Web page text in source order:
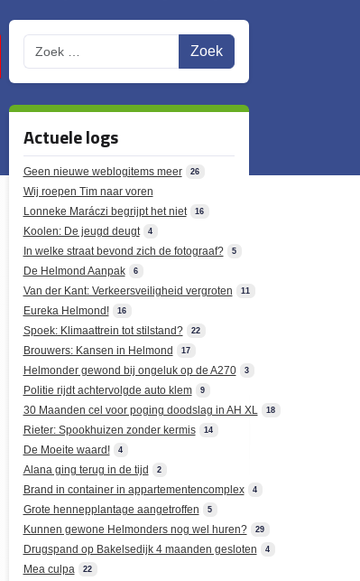
Actuele logs
Geen nieuwe weblogitems meer 26
Wij roepen Tim naar voren
Lonneke Maráczi begrijpt het niet
16
Koolen: De jeugd deugt 4
In welke straat bevond zich de fotograaf? 5
De Helmond Aanpak 6
Van der Kant: Verkeersveiligheid vergroten 11
Eureka Helmond! 16
Spoek: Klimaattrein tot stilstand? 22
Brouwers: Kansen in Helmond 17
Helmonder gewond bij ongeluk op de A270 3
Politie rijdt achtervolgde auto klem 9
30 Maanden cel voor poging doodslag in AH XL 18
Rieter: Spookhuizen zonder kermis 14
De Moeite waard! 4
Alana ging terug in de tijd 2
Brand in container in appartementencomplex 4
Grote hennepplantage aangetroffen 5
Kunnen gewone Helmonders nog wel huren? 29
Drugspand op Bakelsedijk 4 maanden gesloten 4
Mea culpa 22